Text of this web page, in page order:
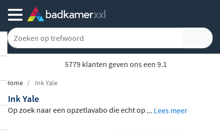
5779 klanten geven ons een 9.1
Home Ink Yale
Ink Yale
Op zoek naar een opzetlavabo die echt op ... Lees meer